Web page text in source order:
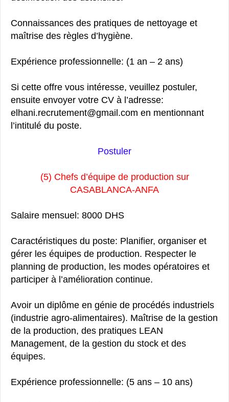
Connaissances des pratiques de nettoyage et
maîtrise des règles d’hygiène.
Expérience professionnelle: (1 an – 2 ans)
Si cette offre vous intéresse, veuillez postuler,
ensuite envoyer votre CV à l’adresse:
elhani.recrutement@gmail.com en mentionnant
l’intitulé du poste.
Postuler
(5) Chefs d’équipe de production sur
CASABLANCA-ANFA
Salaire mensuel: 8000 DHS
Caractéristiques du poste: Planifier, organiser et
gérer les équipes de production. Respecter le
planning de production, les modes opératoires et
participer à l’amélioration continue.
Avoir un diplôme en génie de procédés industriels
(industrie agro-alimentaires). Maîtrise de la gestion
de la production, des pratiques LEAN
Management, de la gestion du stock et des
équipes.
Expérience professionnelle: (5 ans – 10 ans)